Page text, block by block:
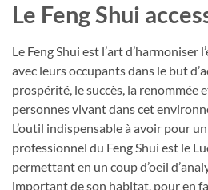
Le Feng Shui
Le Feng Shui est l’art d’harmoniser
avec leurs occupants dans le but
prospérité, le succès, la renommée
personnes vivant dans cet
L’outil indispensable à avoir pour
professionnel du Feng Shui est le
permettant en un coup d’oeil
important de son habitat, pour en